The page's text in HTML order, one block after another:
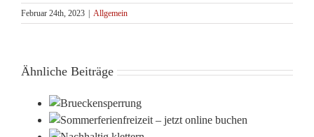
Februar 24th, 2023 Allgemein
Ähnliche Beiträge